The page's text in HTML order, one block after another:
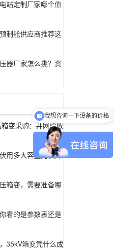
站定制厂家哪个值
制舱供应商推荐这
器厂家怎么挑？资
变采购：并网验收
用多大容量光伏升
箱变，需要准备哪
看的是参数表还是
35kV箱变凭什么成
如何获取设备的价格？